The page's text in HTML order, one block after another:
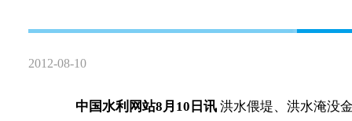
2012-08-10
中国水利网站8月10日讯 洪水偎堤、洪水淹没